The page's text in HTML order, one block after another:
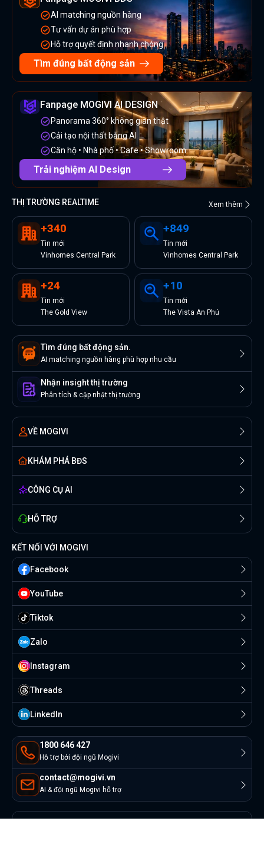
AI matching nguồn hàng
Tư vấn dự án phù hợp
Hỗ trợ quyết định nhanh chóng
Tìm đúng bất động sản
Fanpage MOGIVI AI DESIGN
Panorama 360° không gian thật
Cải tạo nội thất bằng AI
Căn hộ • Nhà phố • Cafe • Showroom
Trải nghiệm AI Design
THỊ TRƯỜNG REALTIME Xem thêm
+340
Tin mới
Vinhomes Central Park
+849
Tin mới
Vinhomes Central Park
+24
Tin mới
The Gold View
+10
Tin mới
The Vista An Phú
Tìm đúng bất động sản.
AI matching nguồn hàng phù hợp nhu cầu
Nhận insight thị trường
Phân tích & cập nhật thị trường
VỀ MOGIVI
KHÁM PHÁ BĐS
CÔNG CỤ AI
HỖ TRỢ
1800 646 427
Hỗ trợ bởi đội ngũ Mogivi
contact@mogivi.vn
AI & đội ngũ Mogivi hỗ trợ
KẾT NỐI VỚI MOGIVI
Facebook
YouTube
Tiktok
Zalo
Instagram
Threads
Linkedln
© Copyright 2022 Mogivi.vn. All rights reserved